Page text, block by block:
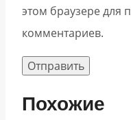
этом браузере для
комментариев.
Похожие